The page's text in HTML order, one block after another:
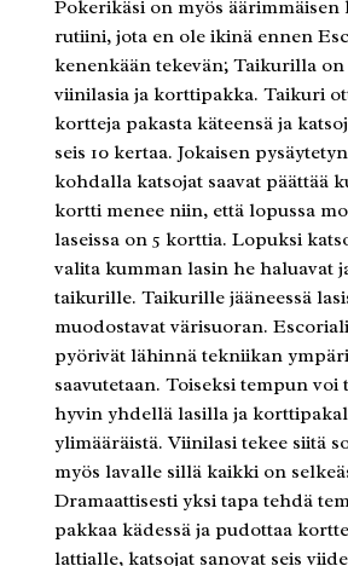
Pokerikäsi on myös
rutiini, jota en ole ikinä ennen
kenenkään tekevän; Taikurilla
viinilasia ja korttipakka. Taikuri
kortteja pakasta käteensä ja
seis 10 kertaa. Jokaisen
kohdalla katsojat saavat päättää
kortti menee niin, että lopussa
laseissa on 5 korttia. Lopuksi
valita kumman lasin he haluavat
taikurille. Taikurille jääneessä
muodostavat värisuoran.
pyörivät lähinnä tekniikan
saavutetaan. Toiseksi tempun voi
hyvin yhdellä lasilla ja
ylimääräistä. Viinilasi tekee siitä
myös lavalle sillä kaikki on
Dramaattisesti yksi tapa tehdä
pakkaa kädessä ja pudottaa
lattialle, katsojat sanovat seis